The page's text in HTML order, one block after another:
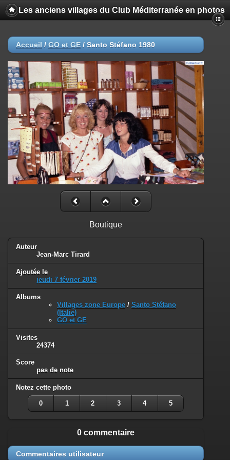
Les anciens villages du Club Méditerranée en photos
Accueil / GO et GE / Santo Stéfano 1980
Boutique
Auteur
Jean-Marc Tirard
Ajoutée le
jeudi 7 février 2019
Albums
Villages zone Europe / Santo Stéfano
(Italie)
GO et GE
Visites
24374
Score
pas de note
Notez cette photo
0 1 2 3 4 5
0 commentaire
Commentaires utilisateur